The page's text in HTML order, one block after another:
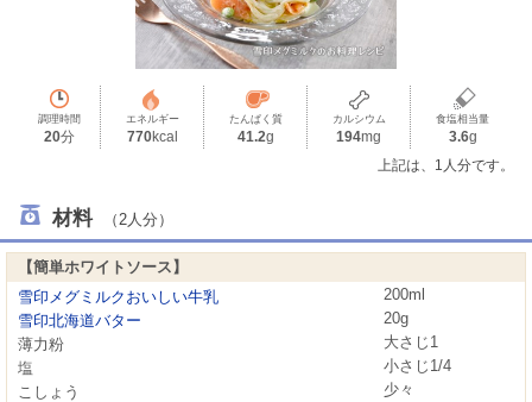
調理時間
20分
エネルギー
770kcal
たんぱく質
41.2g
カルシウム
194mg
食塩相当量
3.6g
上記は、1人分です。
材料 （2人分）
【簡単ホワイトソース】
雪印メグミルクおいしい牛乳
200ml
雪印北海道バター
20g
薄力粉
大さじ1
塩
小さじ1/4
こしょう
少々